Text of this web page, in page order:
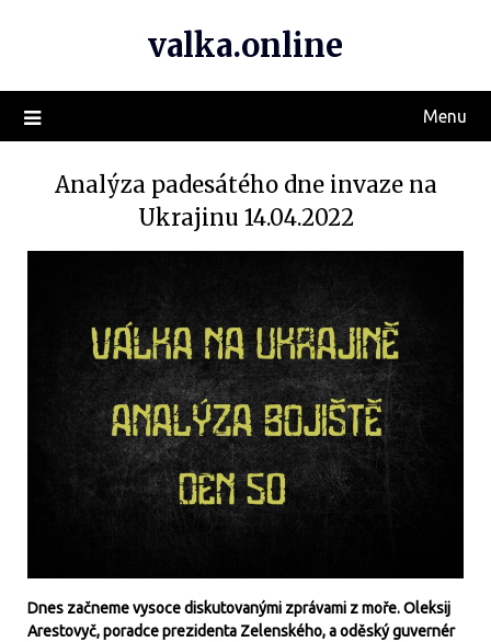
valka.online
Menu
Analýza padesátého dne invaze na
Ukrajinu 14.04.2022
Dnes začneme vysoce diskutovanými zprávami z moře. Oleksij
Arestovyč, poradce prezidenta Zelenského, a oděský guvernér